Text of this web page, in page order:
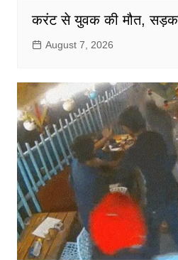
करंट से युवक की मौत, सड़क
August 7, 2026